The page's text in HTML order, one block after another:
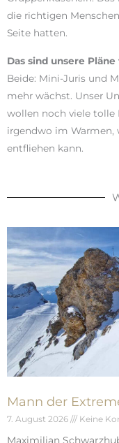
die richtigen
Seite hatten.
Das sind unsere
Beide: Mini-Juris und
mehr wächst. Unser
wollen noch viele tolle
irgendwo im
entfliehen kann.
Mann der
7. August 2026 Keine
Maximilian